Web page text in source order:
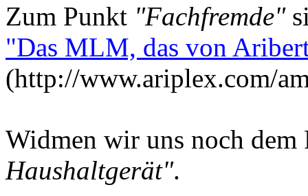
Zum Punkt "Fachfremde"
"Das MLM, das von
(http://www.ariplex.com/
Widmen wir uns noch
Haushaltgerät".